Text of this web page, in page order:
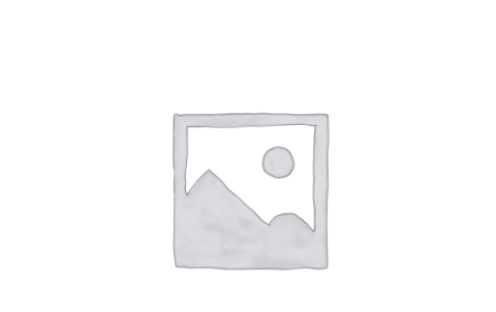
Geschäftsbedingungen